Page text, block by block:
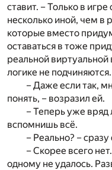
ставит. – Только в
несколько иной, чем
которые вместо
оставаться в тоже
реальной
логике не подчиняются.
– Даже если так,
понять, – возразил ей.
– Теперь уже вряд
вспомнишь всё.
– Реально? –
– Скорее всего
одному не удалось.